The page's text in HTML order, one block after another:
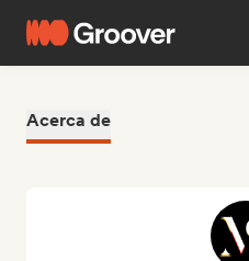
Acerca de